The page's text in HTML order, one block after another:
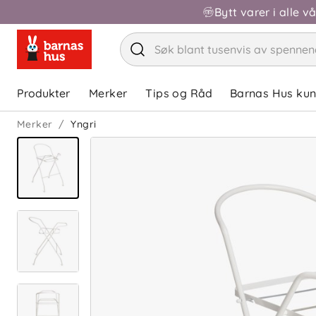
Bytt varer i alle
Produkter Merker Tips og Råd Barnas Hus
Merker Yngri